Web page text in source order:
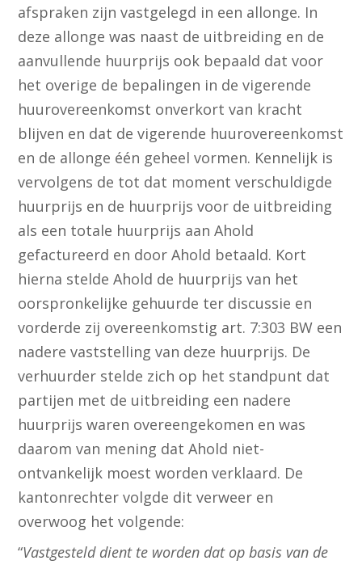
afspraken zijn vastgelegd in een allonge. In
deze allonge was naast de uitbreiding en de
aanvullende huurprijs ook bepaald dat voor
het overige de bepalingen in de vigerende
huurovereenkomst onverkort van kracht
blijven en dat de vigerende huurovereenkomst
en de allonge één geheel vormen. Kennelijk is
vervolgens de tot dat moment verschuldigde
huurprijs en de huurprijs voor de uitbreiding
als een totale huurprijs aan Ahold
gefactureerd en door Ahold betaald. Kort
hierna stelde Ahold de huurprijs van het
oorspronkelijke gehuurde ter discussie en
vorderde zij overeenkomstig art. 7:303 BW een
nadere vaststelling van deze huurprijs. De
verhuurder stelde zich op het standpunt dat
partijen met de uitbreiding een nadere
huurprijs waren overeengekomen en was
daarom van mening dat Ahold niet-
ontvankelijk moest worden verklaard. De
kantonrechter volgde dit verweer en
overwoog het volgende:
“Vastgesteld dient te worden dat op basis van de